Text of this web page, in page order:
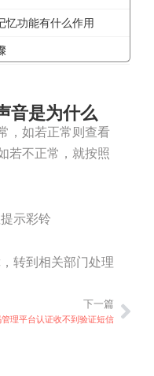
忆功能有什么作用
音是为什么
，如若正常则查看
若不正常，就按照
示彩铃
转到相关部门处理
下一篇
管理平台认证收不到验证短信下